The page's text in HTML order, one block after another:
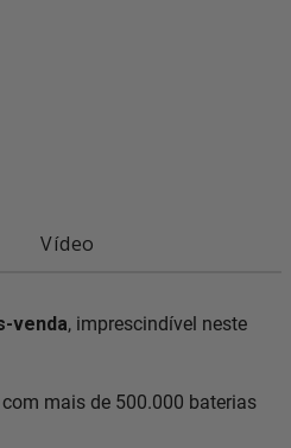
Vídeo
venda, imprescindível neste
mais de 500.000 baterias